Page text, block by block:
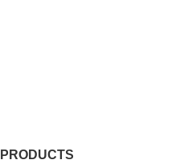
PRODUCTS